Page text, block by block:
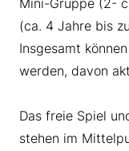
(ca. 4 Jahre bis
Insgesamt
werden, davon
Das freie Spiel
stehen im